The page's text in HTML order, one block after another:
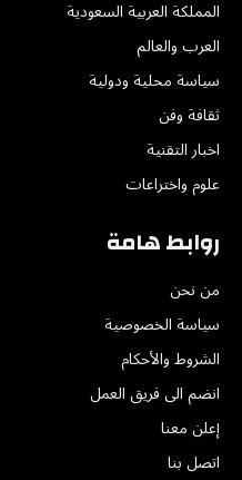
المملكة العربية السعودية
العرب والعالم
سياسة محلية ودولية
ثقافة وفن
اخبار التقنية
علوم واختراعات
روابط هامة
من نحن
سياسة الخصوصية
الشروط والأحكام
انضم الى فريق العمل
إعلن معنا
اتصل بنا